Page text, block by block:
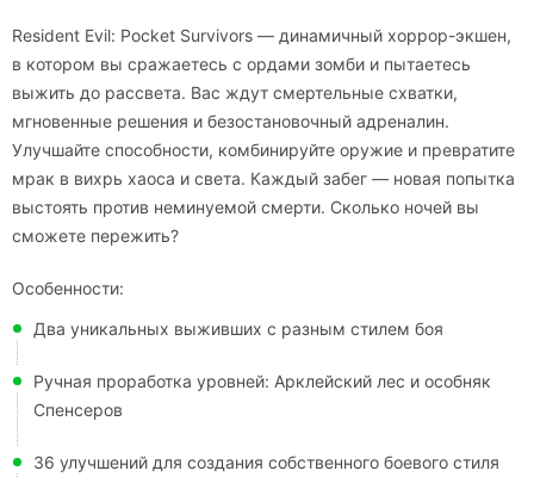
Resident Evil: Pocket Survivors — динамичный хоррор-экшен,
в котором вы сражаетесь с ордами зомби и пытаетесь
выжить до рассвета. Вас ждут смертельные схватки,
мгновенные решения и безостановочный адреналин.
Улучшайте способности, комбинируйте оружие и превратите
мрак в вихрь хаоса и света. Каждый забег — новая попытка
выстоять против неминуемой смерти. Сколько ночей вы
сможете пережить?
Особенности:
Два уникальных выживших с разным стилем боя
Ручная проработка уровней: Арклейский лес и особняк
Спенсеров
36 улучшений для создания собственного боевого стиля